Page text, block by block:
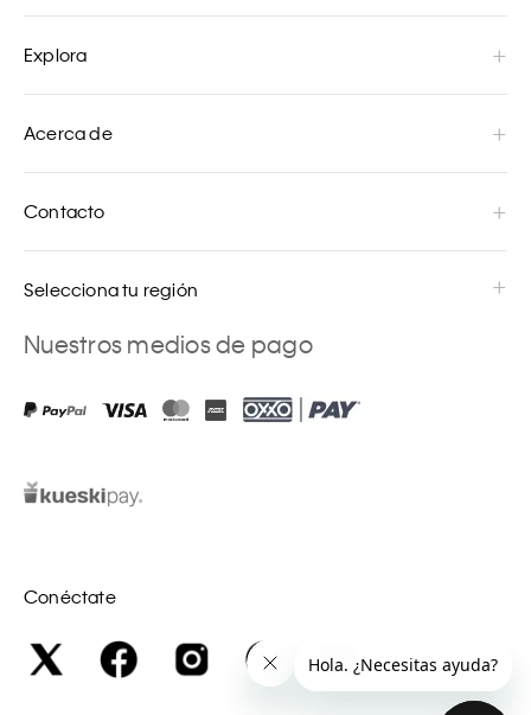
Explora
Acerca de
Contacto
Selecciona tu región
Nuestros medios de pago
Conéctate